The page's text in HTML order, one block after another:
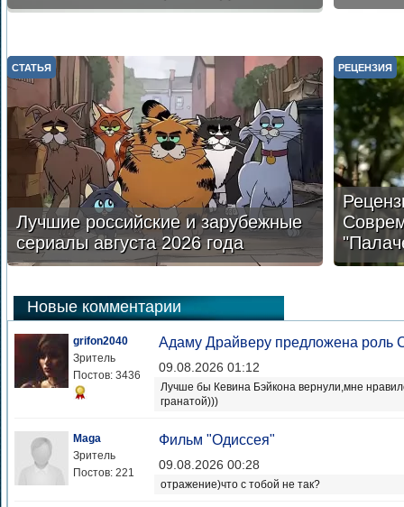
Лучшие российские и зарубежные
сериалы августа 2026 года
СТАТЬЯ РЕЦЕНЗИЯ
Новые комментарии
grifon2040
Зритель
Постов: 3436
Адаму Драйверу предложена роль
09.08.2026 01:12
Лучше бы Кевина Бэйкона вернули,мне
гранатой)))
Maga
Зритель
Постов: 221
Фильм "Одиссея"
09.08.2026 00:28
отражение)что с тобой не так?